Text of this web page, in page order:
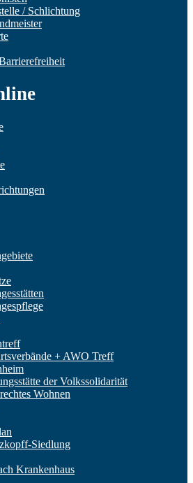
/ Schlichtung
+ AWO Treff
der Volkssolidarität
Wohnen
Siedlung
Krankenhaus